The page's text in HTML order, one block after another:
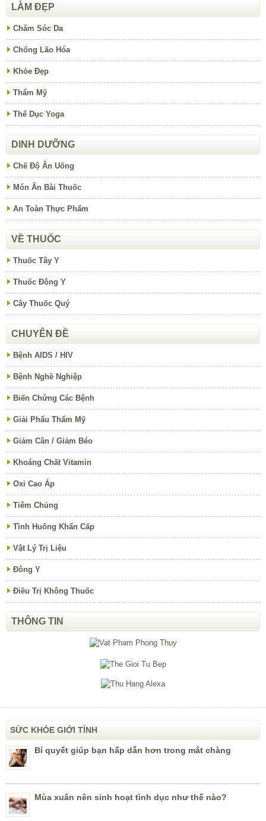
LÀM ĐẸP
Chăm Sóc Da
Chống Lão Hóa
Khỏe Đẹp
Thẩm Mỹ
Thể Dục Yoga
DINH DƯỠNG
Chế Độ Ăn Uống
Món Ăn Bài Thuốc
An Toàn Thực Phẩm
VỀ THUỐC
Thuốc Tây Y
Thuốc Đông Y
Cây Thuốc Quý
CHUYÊN ĐỀ
Bệnh AIDS / HIV
Bệnh Nghề Nghiệp
Biến Chứng Các Bệnh
Giải Phẩu Thẩm Mỹ
Giảm Cân / Giảm Béo
Khoáng Chất Vitamin
Oxi Cao Áp
Tiêm Chủng
Tình Huống Khẩn Cấp
Vật Lý Trị Liệu
Đông Y
Điều Trị Không Thuốc
THÔNG TIN
SỨC KHỎE GIỚI TÍNH
Bí quyết giúp bạn hấp dẫn hơn trong mắt chàng
Mùa xuân nên sinh hoạt tình dục như thế nào?